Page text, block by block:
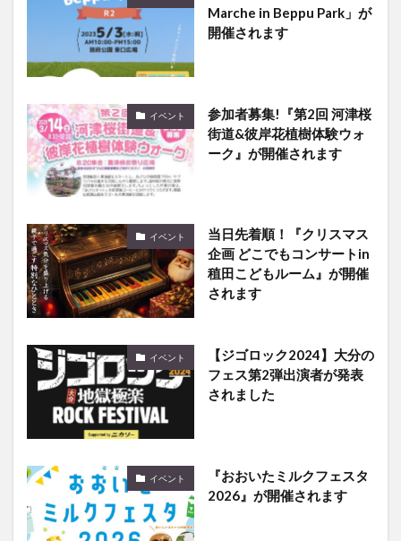
Marche in Beppu Park」が
開催されます
イベント
参加者募集!『第2回 河津桜
街道&彼岸花植樹体験ウォ
ーク』が開催されます
イベント
当日先着順！『クリスマス
企画 どこでもコンサートin
稙田こどもルーム』が開催
されます
イベント
【ジゴロック2024】大分の
フェス第2弾出演者が発表
されました
イベント
『おおいたミルクフェスタ
2026』が開催されます